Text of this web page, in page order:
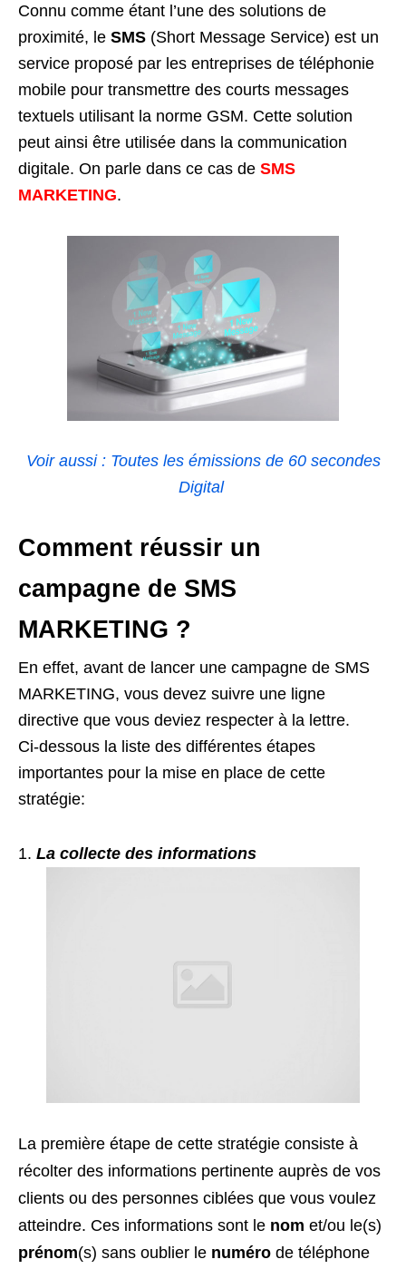
Connu comme étant l’une des solutions de
proximité, le SMS (Short Message Service) est un
service proposé par les entreprises de téléphonie
mobile pour transmettre des courts messages
textuels utilisant la norme GSM. Cette solution
peut ainsi être utilisée dans la communication
digitale. On parle dans ce cas de SMS
MARKETING.
Voir aussi : Toutes les émissions de 60 secondes
Digital
Comment réussir un
campagne de SMS
MARKETING ?
En effet, avant de lancer une campagne de SMS
MARKETING, vous devez suivre une ligne
directive que vous deviez respecter à la lettre.
Ci-dessous la liste des différentes étapes
importantes pour la mise en place de cette
stratégie:
La collecte des informations
La première étape de cette stratégie consiste à
récolter des informations pertinente auprès de vos
clients ou des personnes ciblées que vous voulez
atteindre. Ces informations sont le nom et/ou le(s)
prénom(s) sans oublier le numéro de téléphone